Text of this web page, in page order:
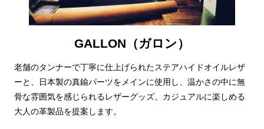
GALLON（ガロン）
老舗のタンナーで丁寧に仕上げられたステアハイドオイルレザ
ーと、日本製の真鍮パーツをメインに使用し、温かさの中に無
骨な雰囲気を感じられるレザーグッズ、カジュアルに楽しめる
大人の革製品を提案します。